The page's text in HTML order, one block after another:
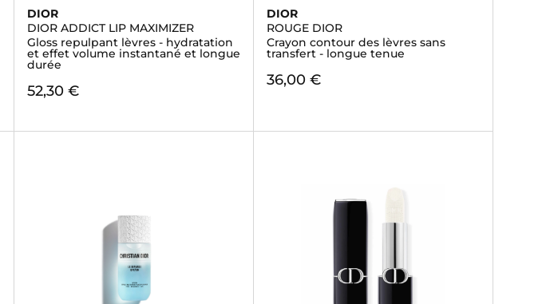
DIOR
DIOR ADDICT LIP MAXIMIZER
Gloss repulpant lèvres - hydratation
et effet volume instantané et longue
durée
52,30 €
DIOR
ROUGE DIOR
Crayon contour des lèvres sans
transfert - longue tenue
36,00 €